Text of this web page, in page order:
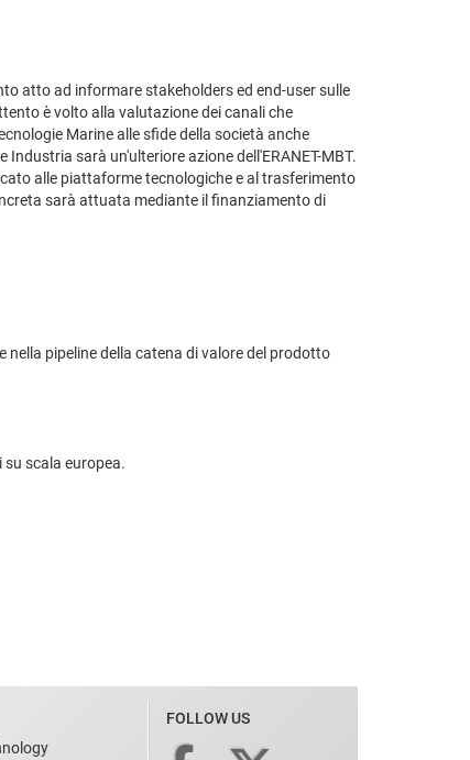
atto ad informare stakeholders ed end-user sulle
è volto alla valutazione dei canali che
Marine alle sfide della società anche
sarà un'ulteriore azione dell'ERANET-MBT.
alle piattaforme tecnologiche e al trasferimento
sarà attuata mediante il finanziamento di
pipeline della catena di valore del prodotto
scala europea.
FOLLOW US